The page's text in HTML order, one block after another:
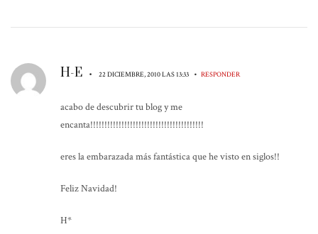
H-E • 22 DICIEMBRE, 2010 LAS 13:33 • RESPONDER
acabo de descubrir tu blog y me
encanta!!!!!!!!!!!!!!!!!!!!!!!!!!!!!!!!!!!!!!!!
eres la embarazada más fantástica que he visto en siglos!!
Feliz Navidad!
H*